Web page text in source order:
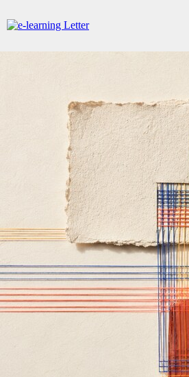
CONTRIBUTEURS
ANNUAIRE PREMIUM
EMPLOIS
ÉVÉNEMENTS
COMMUNIQUÉS
LES PLUS LUS
INSCRIPTION NEWSLETTER